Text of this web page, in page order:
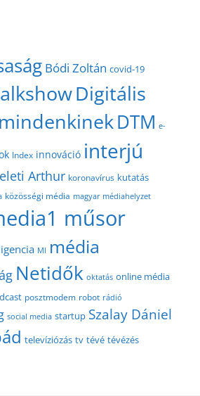
Bódi Zoltán covid-19
Digitális
DTM e-
Index innováció interjú
Arthur koronavírus kutatás
közösségi média magyar médiahelyzet
műsor
MI média
Netidők oktatás online média
posztmodem robot rádió
social media startup Szalay Dániel
televíziózás tv tévé tévézés